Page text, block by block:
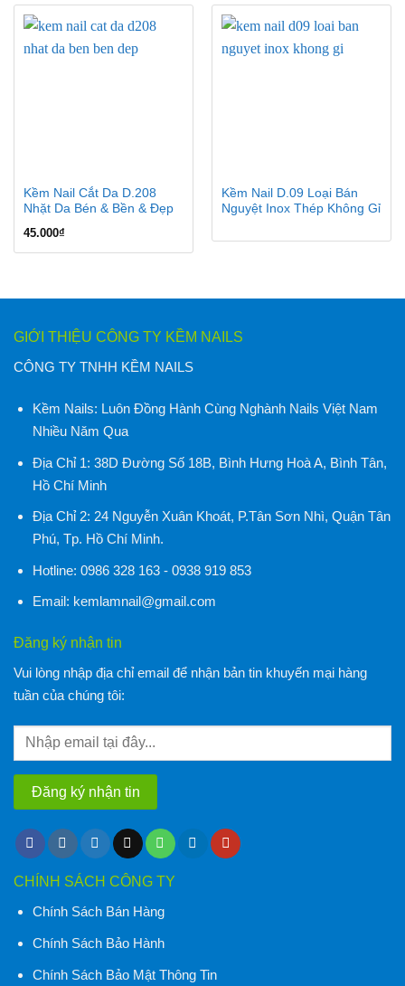
Kềm Nail Cắt Da D.208
Nhặt Da Bén & Bền & Đẹp
45.000₫
Kềm Nail D.09 Loại Bán
Nguyệt Inox Thép Không Gỉ
GIỚI THIỆU CÔNG TY KỀM NAILS
CÔNG TY TNHH KỀM NAILS
Kềm Nails: Luôn Đồng Hành Cùng Nghành Nails Việt Nam
Nhiều Năm Qua
Địa Chỉ 1: 38D Đường Số 18B, Bình Hưng Hoà A, Bình Tân,
Hồ Chí Minh
Địa Chỉ 2: 24 Nguyễn Xuân Khoát, P.Tân Sơn Nhì, Quận Tân
Phú, Tp. Hồ Chí Minh.
Hotline: 0986 328 163 - 0938 919 853
Email: kemlamnail@gmail.com
Đăng ký nhận tin
Vui lòng nhập địa chỉ email để nhận bản tin khuyến mại hàng
tuần của chúng tôi:
CHÍNH SÁCH CÔNG TY
Chính Sách Bán Hàng
Chính Sách Bảo Hành
Chính Sách Bảo Mật Thông Tin